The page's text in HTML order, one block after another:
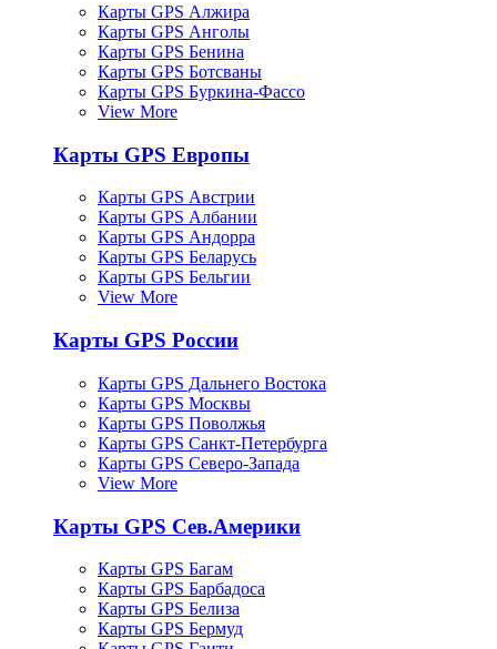
Карты GPS Алжира
Карты GPS Анголы
Карты GPS Бенина
Карты GPS Ботсваны
Карты GPS Буркина-Фассо
View More
Карты GPS Европы
Карты GPS Австрии
Карты GPS Албании
Карты GPS Андорра
Карты GPS Беларусь
Карты GPS Бельгии
View More
Карты GPS России
Карты GPS Дальнего Востока
Карты GPS Москвы
Карты GPS Поволжья
Карты GPS Санкт-Петербурга
Карты GPS Северо-Запада
View More
Карты GPS Сев.Америки
Карты GPS Багам
Карты GPS Барбадоса
Карты GPS Белиза
Карты GPS Бермуд